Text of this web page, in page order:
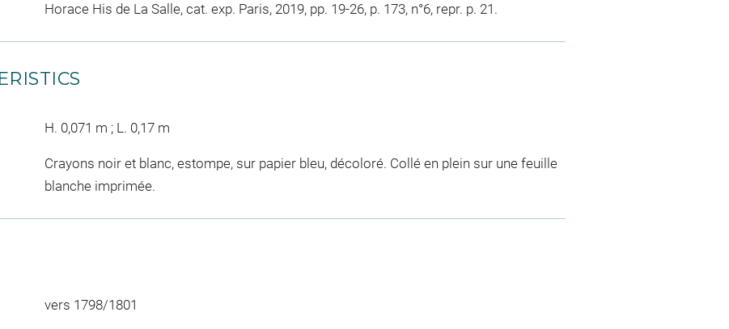
Horace His de La Salle, cat. exp. Paris, 2019, pp. 19-26, p. 173, n°6, repr. p. 21.
H. 0,071 m ; L. 0,17 m
Crayons noir et blanc, estompe, sur papier bleu, décoloré. Collé en plein sur une feuille
blanche imprimée.
vers 1798/1801